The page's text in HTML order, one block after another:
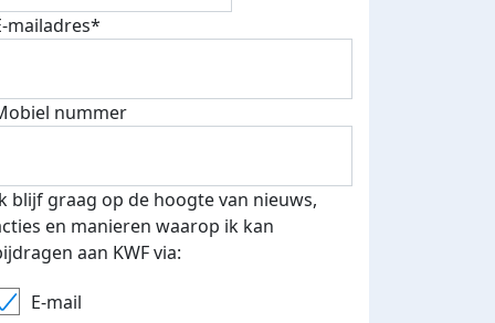
mailadres*
nummer
blijf graag op de hoogte van nieuws,
en manieren waarop ik kan
aan KWF via:
E-mail